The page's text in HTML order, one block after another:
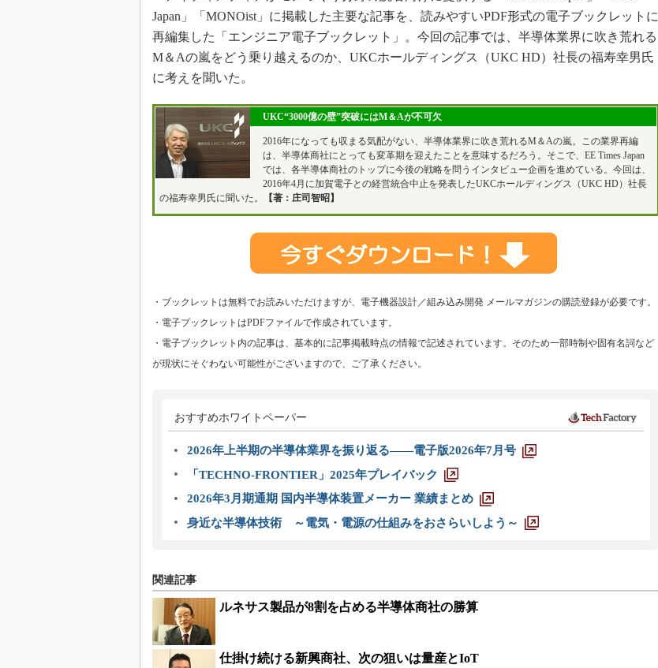
JASA発IoT通信
IHSアナリスト「未来展望」
「英語に愛されないエンジニア」の
Japan」「MONOist」に掲載した主要な記事を、読みやすいPDF形式の電子ブックレットに
再編集した「エンジニア電子ブックレット」。今回の記事では、半導体業界に吹き荒れる
M＆Aの嵐をどう乗り越えるのか、UKCホールディングス（UKC HD）社長の福寿幸男氏
に考えを聞いた。
UKC“3000億の壁”突破にはM＆Aが不可欠
2016年になっても収まる気配がない、半導体業界に吹き荒れるM＆Aの嵐。この業界再編
は、半導体商社にとっても変革期を迎えたことを意味するだろう。そこで、EE Times Japan
では、各半導体商社のトップに今後の戦略を問うインタビュー企画を進めている。今回は、
2016年4月に加賀電子との経営統合中止を発表したUKCホールディングス（UKC HD）社長
の福寿幸男氏に聞いた。
【著：庄司智昭】
・ブックレットは無料でお読みいただけますが、電子機器設計／組み込み開発 メールマガジンの購読登録が必要です。
・電子ブックレットはPDFファイルで作成されています。
・電子ブックレット内の記事は、基本的に記事掲載時点の情報で記述されています。そのため一部時制や固有名詞など
が現状にそぐわない可能性がございますので、ご了承ください。
おすすめホワイトペーパー
2026年上半期の半導体業界を振り返る――電子版2026年7月号
「TECHNO-FRONTIER」2025年プレイバック
2026年3月期通期 国内半導体装置メーカー 業績まとめ
身近な半導体技術 ～電気・電源の仕組みをおさらいしよう～
関連記事
ルネサス製品が8割を占める半導体商社の勝算
仕掛け続ける新興商社、次の狙いは量産とIoT